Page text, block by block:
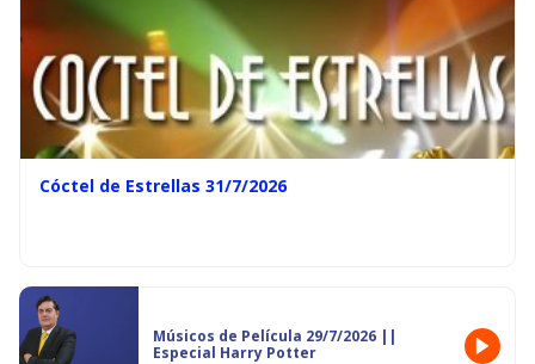
Cóctel de Estrellas 31/7/2026
Músicos de Película 29/7/2026 ||
Especial Harry Potter